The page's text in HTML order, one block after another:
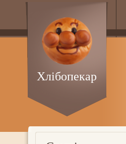
Хлібопекар